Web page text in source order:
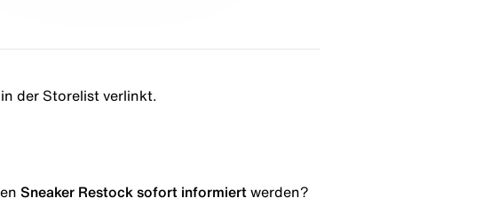
der Storelist verlinkt.
Sneaker Restock sofort informiert werden?